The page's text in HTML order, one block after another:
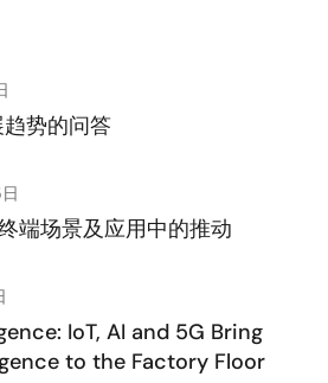
势的问答
端场景及应用中的推动
IoT, AI and 5G Bring
to the Factory Floor